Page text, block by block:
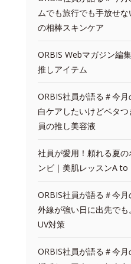
ムでも旅行でも手放せ
の相棒スキンケア
ORBIS Webマガジン編
推しアイテム
ORBIS社員が語る＃今
白ケアしたいけどベタ
員の推し美容液
社員が愛用！頼れる夏
ンビ｜美肌レッスンA to
ORBIS社員が語る＃今
外線が強い日に出先で
UV対策
ORBIS社員が語る＃今